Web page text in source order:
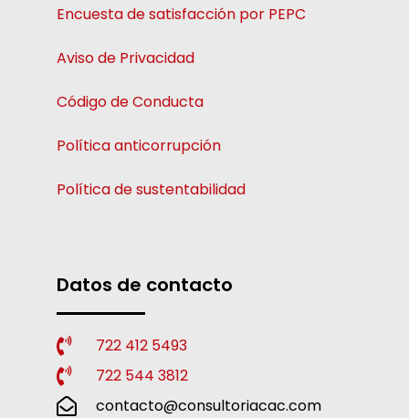
Encuesta de satisfacción por PEPC
Aviso de Privacidad
Código de Conducta
Política anticorrupción
Política de sustentabilidad
Datos de contacto
722 412 5493
722 544 3812
contacto@consultoriacac.com